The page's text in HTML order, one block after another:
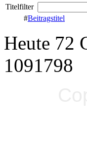
Titelfilter
#Beitragstitel
Heute 72
1091798